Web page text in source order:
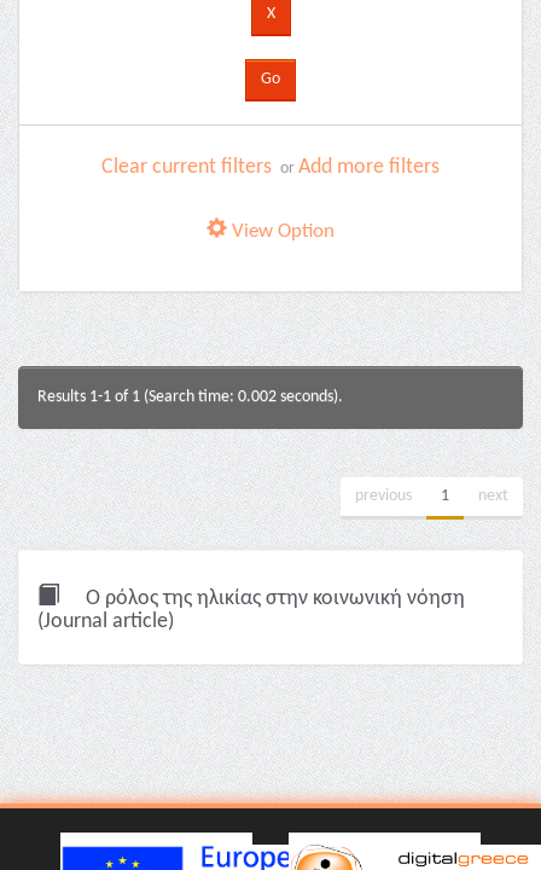
Clear current filters or Add more filters
View Option
Results 1-1 of 1 (Search time: 0.002 seconds).
previous 1 next
O ρόλος της ηλικίας στην κοινωνική νόηση
(Journal article)